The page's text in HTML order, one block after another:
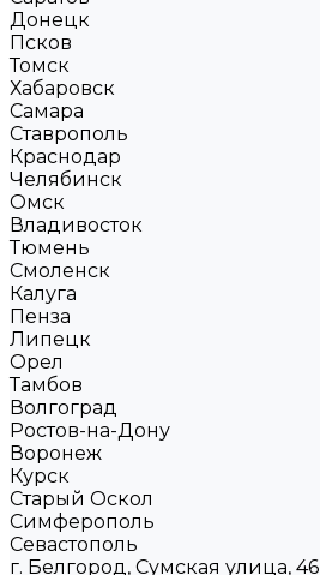
Донецк
Псков
Томск
Хабаровск
Самара
Ставрополь
Краснодар
Челябинск
Омск
Владивосток
Тюмень
Смоленск
Калуга
Пенза
Липецк
Орел
Тамбов
Волгоград
Ростов-на-Дону
Воронеж
Курск
Старый Оскол
Симферополь
Севастополь
г. Белгород, Сумская улица, 46